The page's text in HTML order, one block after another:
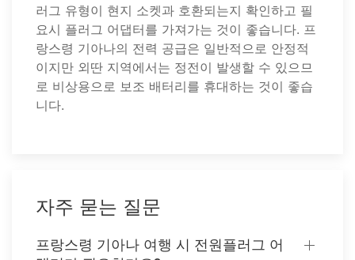
러그 유형이 현지 소켓과 호환되는지 확인하고 필
요시 플러그 어댑터를 가져가는 것이 좋습니다. 프
랑스령 기아나의 전력 공급은 일반적으로 안정적
이지만 외딴 지역에서는 정전이 발생할 수 있으므
로 비상용으로 보조 배터리를 휴대하는 것이 좋습
니다.
자주 묻는 질문
프랑스령 기아나 여행 시 전원플러그 어